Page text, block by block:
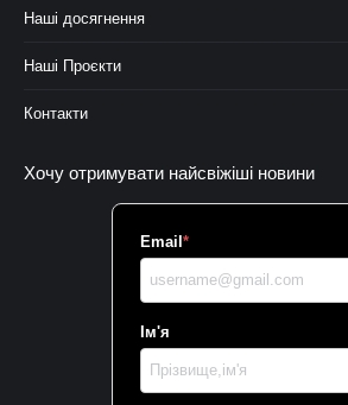
Наші досягнення
Наші Проєкти
Контакти
Хочу отримувати найсвіжіші новини
Email *
Ім'я